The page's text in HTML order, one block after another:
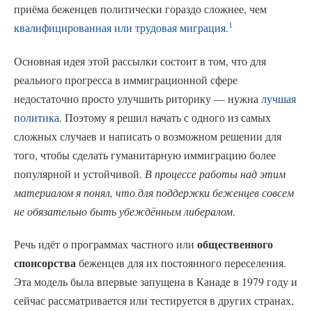
приёма беженцев политически гораздо сложнее, чем
квалифицированная или трудовая миграция.1
Основная идея этой рассылки состоит в том, что для
реального прогресса в иммиграционной сфере
недостаточно просто улучшить риторику — нужна лучшая
политика. Поэтому я решил начать с одного из самых
сложных случаев и написать о возможном решении для
того, чтобы сделать гуманитарную иммиграцию более
популярной и устойчивой. В процессе работы над этим
материалом я понял, что для поддержки беженцев совсем
не обязательно быть убеждённым либералом.
Речь идёт о программах частного или общественного
спонсорствабеженцев для их постоянного переселения.
Эта модель была впервые запущена в Канаде в 1979 году и
сейчас рассматривается или тестируется в других странах,